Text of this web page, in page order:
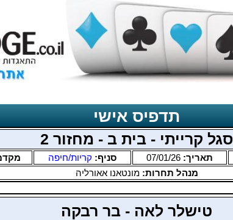
תדפיס אישי
סגל קרייתי - בית ב - מחזור 2
תאריך: 07/01/26 סניף: קריות/חיפה
מנהל תחרות:מונטאנו אאורליה
טישלר לאה - בר רבקה